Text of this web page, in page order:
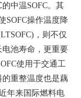
的中温SOFC。其
SOFC操作温度降
，则不仅
池寿命，更重要
使用于交通工
重整温度也是藕
年来国际燃料电